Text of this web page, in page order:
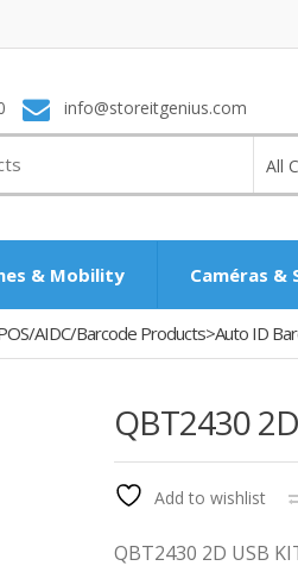
info@storeitgenius.com
All
& Mobility Caméras &
AIDC/Barcode Products>Auto ID
QBT2430
Add to wishlist
QBT2430 2D USB